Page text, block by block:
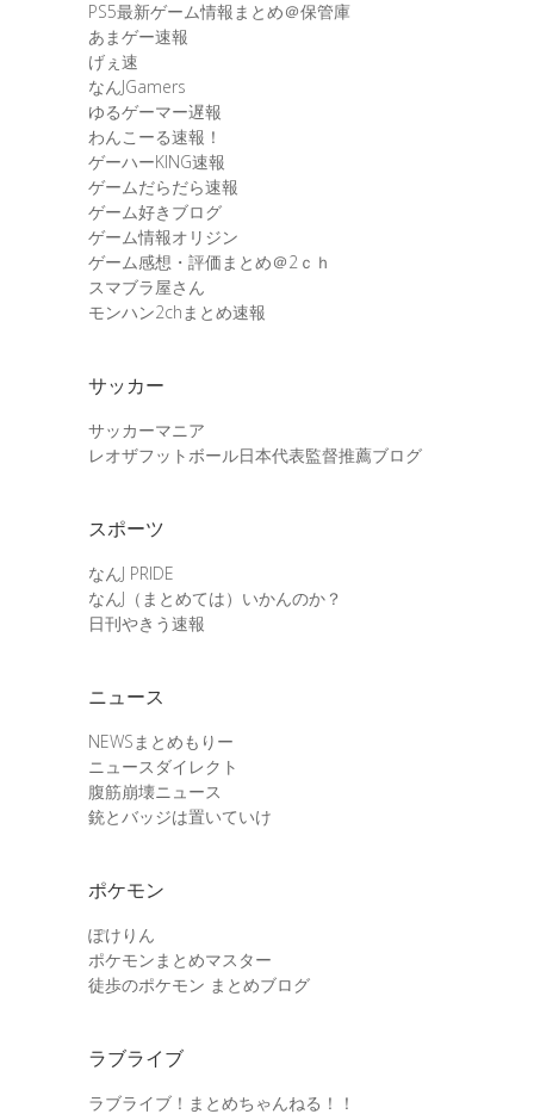
PS5最新ゲーム情報まとめ＠保管庫
あまゲー速報
げぇ速
なんJGamers
ゆるゲーマー遅報
わんこーる速報！
ゲーハーKING速報
ゲームだらだら速報
ゲーム好きブログ
ゲーム情報オリジン
ゲーム感想・評価まとめ＠2ｃｈ
スマブラ屋さん
モンハン2chまとめ速報
サッカー
サッカーマニア
レオザフットボール日本代表監督推薦ブログ
スポーツ
なんJ PRIDE
なんJ（まとめては）いかんのか？
日刊やきう速報
ニュース
NEWSまとめもりー
ニュースダイレクト
腹筋崩壊ニュース
銃とバッジは置いていけ
ポケモン
ぽけりん
ポケモンまとめマスター
徒歩のポケモン まとめブログ
ラブライブ
ラブライブ！まとめちゃんねる！！